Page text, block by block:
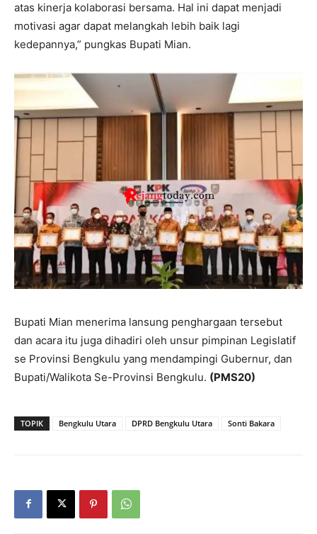
atas kinerja kolaborasi bersama. Hal ini dapat menjadi
motivasi agar dapat melangkah lebih baik lagi
kedepannya,” pungkas Bupati Mian.
Bupati Mian menerima lansung penghargaan tersebut
dan acara itu juga dihadiri oleh unsur pimpinan Legislatif
se Provinsi Bengkulu yang mendampingi Gubernur, dan
Bupati/Walikota Se-Provinsi Bengkulu. (PMS20)
TOPIK Bengkulu Utara DPRD Bengkulu Utara Sonti Bakara